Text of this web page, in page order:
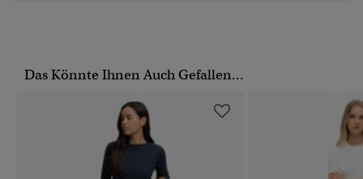
Das Könnte Ihnen Auch Gefallen...